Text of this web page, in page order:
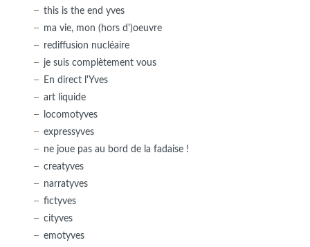
this is the end yves
ma vie, mon (hors d')oeuvre
rediffusion nucléaire
je suis complètement vous
En direct l'Yves
art liquide
locomotyves
expressyves
ne joue pas au bord de la fadaise !
creatyves
narratyves
fictyves
cityves
emotyves